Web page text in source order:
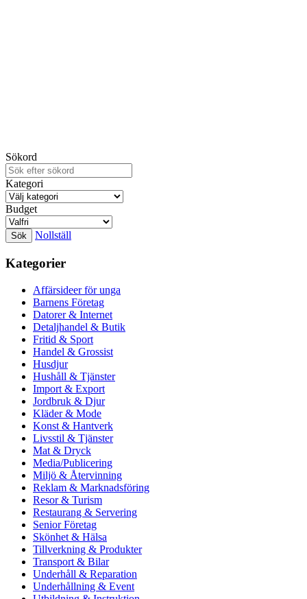
Sökord
Kategori
Budget
Nollställ
Kategorier
Affärsideer för unga
Barnens Företag
Datorer & Internet
Detaljhandel & Butik
Fritid & Sport
Handel & Grossist
Husdjur
Hushåll & Tjänster
Import & Export
Jordbruk & Djur
Kläder & Mode
Konst & Hantverk
Livsstil & Tjänster
Mat & Dryck
Media/Publicering
Miljö & Återvinning
Reklam & Marknadsföring
Resor & Turism
Restaurang & Servering
Senior Företag
Skönhet & Hälsa
Tillverkning & Produkter
Transport & Bilar
Underhåll & Reparation
Underhållning & Event